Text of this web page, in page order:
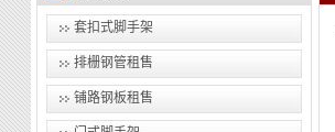
套扣式脚手架
排栅钢管租售
铺路钢板租售